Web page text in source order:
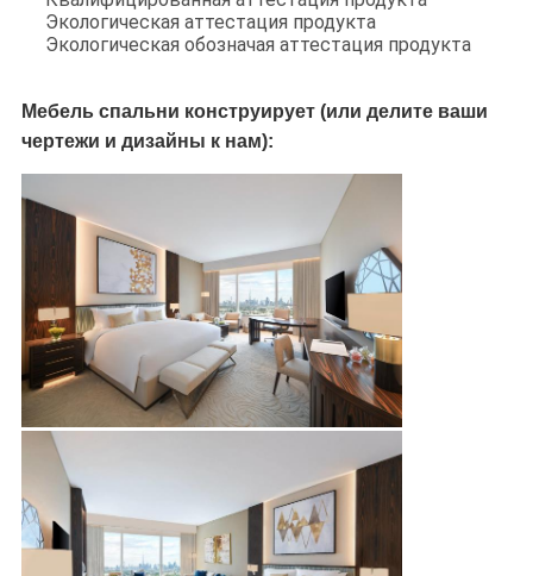
Экологическая аттестация продукта
Экологическая обозначая аттестация продукта
Мебель спальни конструирует (или делите ваши
чертежи и дизайны к нам):